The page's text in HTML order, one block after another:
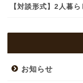
【対談形式】2人暮
お知らせ